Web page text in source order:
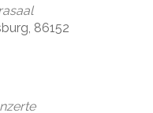
86152